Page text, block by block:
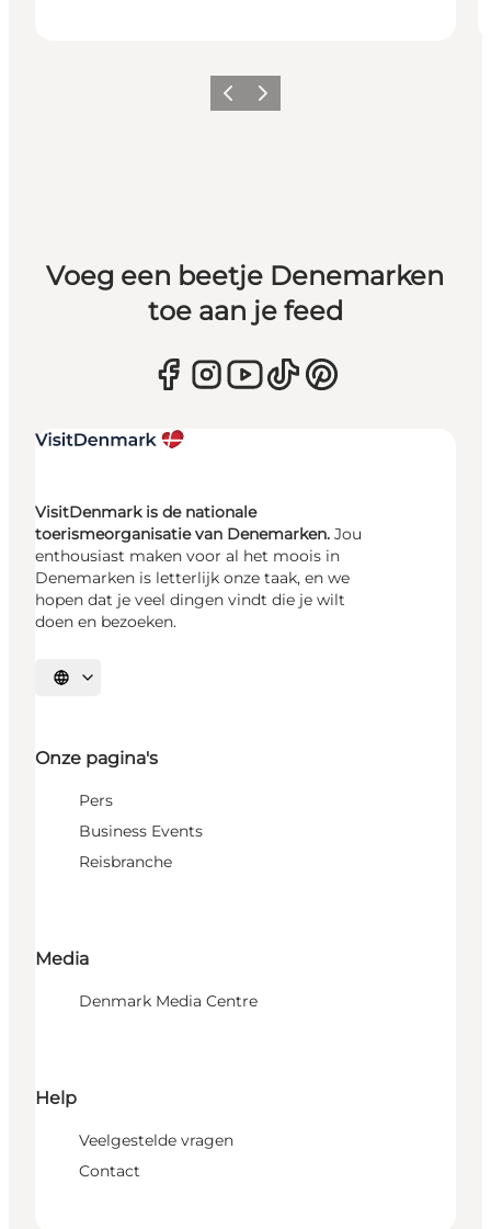
Vorige Volgende
Voeg een beetje Denemarken
toe aan je feed
VisitDenmark is de nationale
toerismeorganisatie van Denemarken. Jou
enthousiast maken voor al het moois in
Denemarken is letterlijk onze taak, en we
hopen dat je veel dingen vindt die je wilt
doen en bezoeken.
Selecteer taal
Onze pagina's
Pers
Business Events
Reisbranche
Media
Denmark Media Centre
Help
Veelgestelde vragen
Contact